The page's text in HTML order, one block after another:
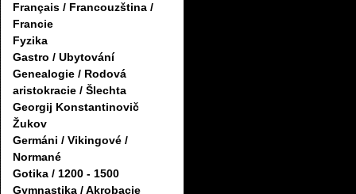
Français / Francouzština /
Francie
Fyzika
Gastro / Ubytování
Genealogie / Rodová
aristokracie / Šlechta
Georgij Konstantinovič
Žukov
Germáni / Vikingové /
Normané
Gotika / 1200 - 1500
Gymnastika / Akrobacie